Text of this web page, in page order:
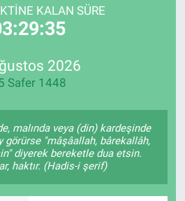
KALAN SÜRE
2026
Safer 1448
malında veya (din) kardeşinde
görürse "mâşâallah, bârekallâh,
diyerek bereketle dua etsin.
haktır. (Hadis-i şerif)